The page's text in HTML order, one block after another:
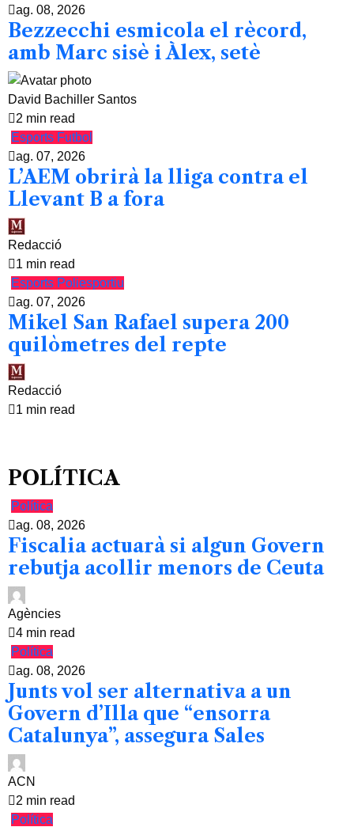
ag. 08, 2026
Bezzecchi esmicola el rècord,
amb Marc sisè i Àlex, setè
David Bachiller Santos
2 min read
Esports Futbol
ag. 07, 2026
L’AEM obrirà la lliga contra el
Llevant B a fora
Redacció
1 min read
Esports Poliesportiu
ag. 07, 2026
Mikel San Rafael supera 200
quilòmetres del repte
Redacció
1 min read
POLÍTICA
Política
ag. 08, 2026
Fiscalia actuarà si algun Govern
rebutja acollir menors de Ceuta
Agències
4 min read
Política
ag. 08, 2026
Junts vol ser alternativa a un
Govern d’Illa que “ensorra
Catalunya”, assegura Sales
ACN
2 min read
Política